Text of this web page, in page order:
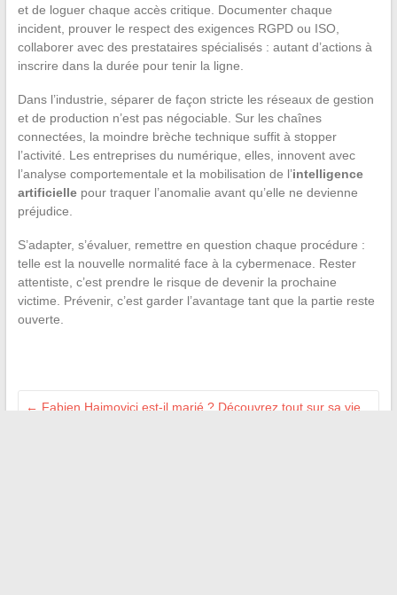
et de loguer chaque accès critique. Documenter chaque
incident, prouver le respect des exigences RGPD ou ISO,
collaborer avec des prestataires spécialisés : autant d’actions à
inscrire dans la durée pour tenir la ligne.
Dans l’industrie, séparer de façon stricte les réseaux de gestion
et de production n’est pas négociable. Sur les chaînes
connectées, la moindre brèche technique suffit à stopper
l’activité. Les entreprises du numérique, elles, innovent avec
l’analyse comportementale et la mobilisation de l’intelligence
artificiellepour traquer l’anomalie avant qu’elle ne devienne
préjudice.
S’adapter, s’évaluer, remettre en question chaque procédure :
telle est la nouvelle normalité face à la cybermenace. Rester
attentiste, c’est prendre le risque de devenir la prochaine
victime. Prévenir, c’est garder l’avantage tant que la partie reste
ouverte.
← Fabien Haimovici est-il marié ? Découvrez tout sur sa vie